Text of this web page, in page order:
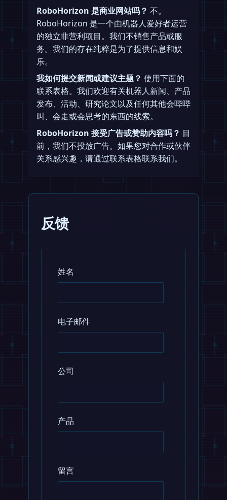
RoboHorizon 是商业网站吗？ 不。
RoboHorizon 是一个由机器人爱好者运营
的独立非营利项目。我们不销售产品或服
务。我们的存在纯粹是为了提供信息和娱
乐。
我如何提交新闻或建议主题？ 使用下面的
联系表格。我们欢迎有关机器人新闻、产品
发布、活动、研究论文以及任何其他会哔哔
叫、会走或会思考的东西的线索。
RoboHorizon 接受广告或赞助内容吗？ 目
前，我们不投放广告。如果您对合作或伙伴
关系感兴趣，请通过联系表格联系我们。
反馈
姓名
电子邮件
公司
产品
留言